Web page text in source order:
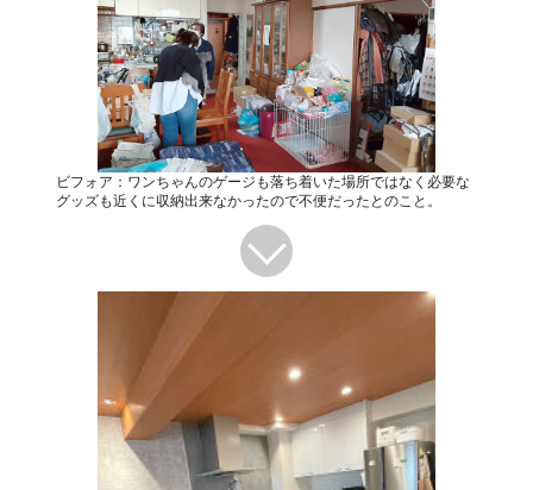
ビフォア：ワンちゃんのゲージも落ち着いた場所ではなく必要な
グッズも近くに収納出来なかったので不便だったとのこと。